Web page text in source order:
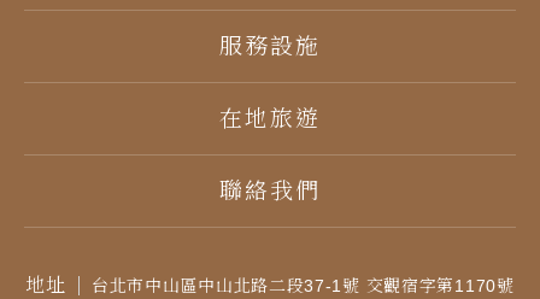
服務設施
在地旅遊
聯絡我們
地址 台北市中山區中山北路二段37-1號 交觀宿字第1170號